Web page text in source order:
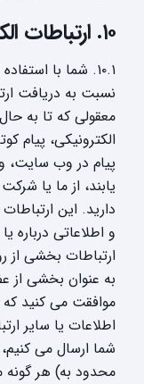
۱۰. ارتباطات الکترونیکی
۱۰.۱. شما با
نسبت به دریافت
معقولی که تا به
الکترونیکی، پیام
پیام در وب سایت،
یابند، از ما یا
دارید. این
و اطلاعاتی
ارتباطات بخشی از
به عنوان بخشی از
موافقت می کنید که
اطلاعات یا سایر
شما ارسال می کنیم،
محدود به) هر گونه